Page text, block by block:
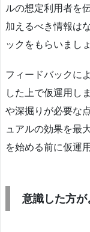
ルの想定利用者を
加えるべき情報は
ックをもらいましょ
フィードバックに
した上で仮運用し
や深掘りが必要な
ュアルの効果を最
を始める前に仮運
意識した方が